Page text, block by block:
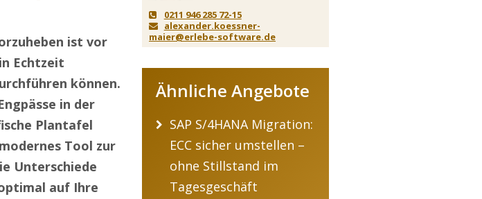
0211 946 285 72-15
alexander.koessner-
maier@erlebe-software.de
Ähnliche Angebote
SAP S/4HANA Migration:
ECC sicher umstellen –
ohne Stillstand im
Tagesgeschäft
ist vor
Echtzeit
können.
in der
Plantafel
Tool zur
Unterschiede
auf Ihre